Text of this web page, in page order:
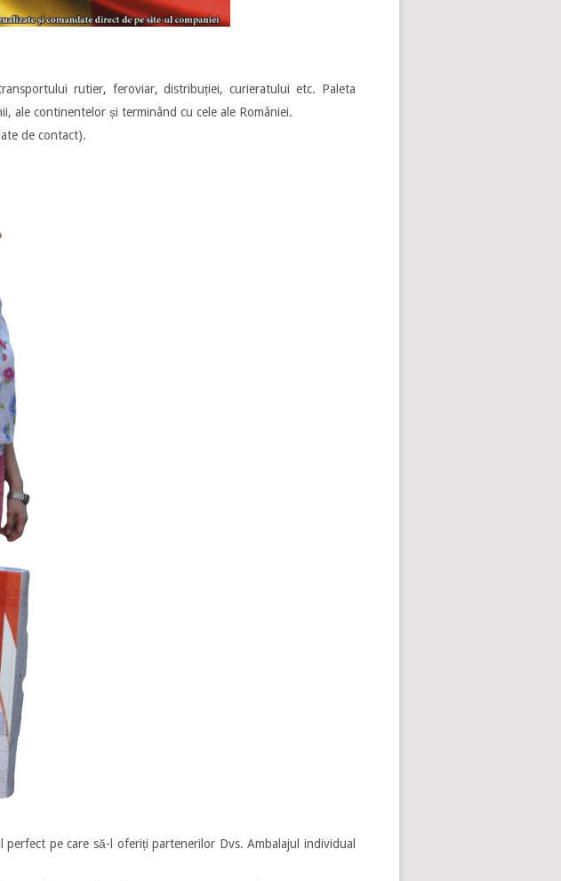
rutier, feroviar, distribuției, curieratului etc. Paleta
ale continentelor și terminând cu cele ale României.
de contact).
pe care să-l oferiți partenerilor Dvs. Ambalajul individual